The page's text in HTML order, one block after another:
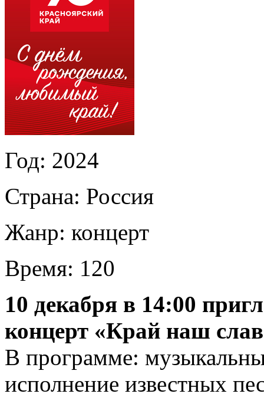
Год: 2024
Страна: Россия
Жанр: концерт
Время: 120
10 декабря в 14:00
концерт «Край наш
В программе:
исполнение известных